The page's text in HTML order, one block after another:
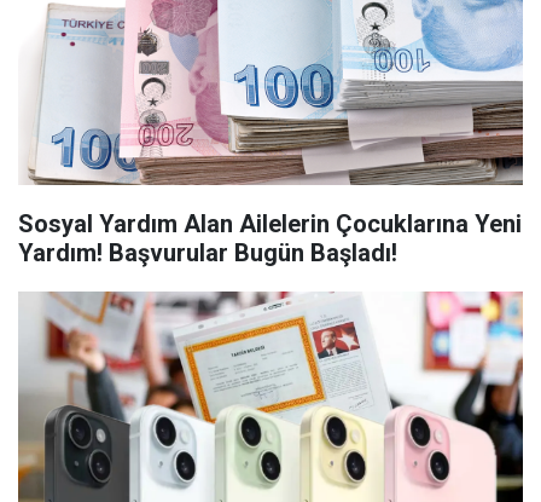
Sosyal Yardım Alan Ailelerin Çocuklarına Yeni
Yardım! Başvurular Bugün Başladı!